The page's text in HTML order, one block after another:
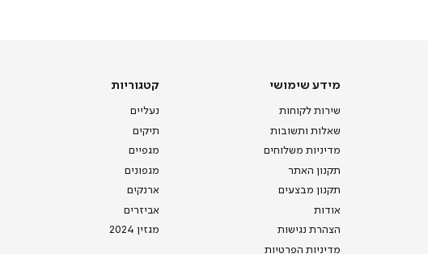
מידע
מידע שימושי
שירות לקוחות
שאלות ותשובות
מדיניות משלוחים
תקנון האתר
תקנון מבצעים
אודות
הצהרת נגישות
מדיניות הפרטיות
קטגוריות
קטגוריות
נעליים
תיקים
מגפיים
מגפונים
ארנקים
אביזרים
מגזין 2024